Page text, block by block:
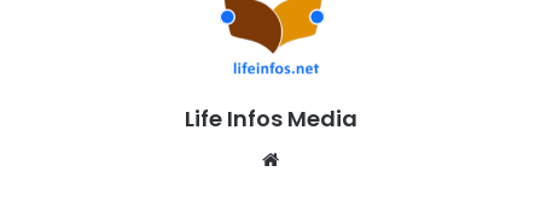
Life Infos Media